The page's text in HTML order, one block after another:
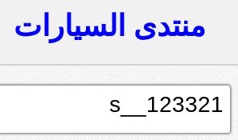
منتدى السيارات
s__123321